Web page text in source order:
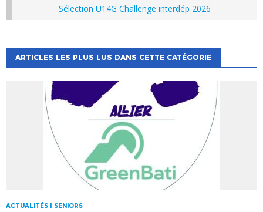
Sélection U14G Challenge interdép 2026
ARTICLES LES PLUS LUS DANS CETTE CATÉGORIE
ACTUALITÉS | SENIORS